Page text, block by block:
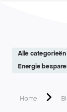
Alle categorieën
Energie
Home